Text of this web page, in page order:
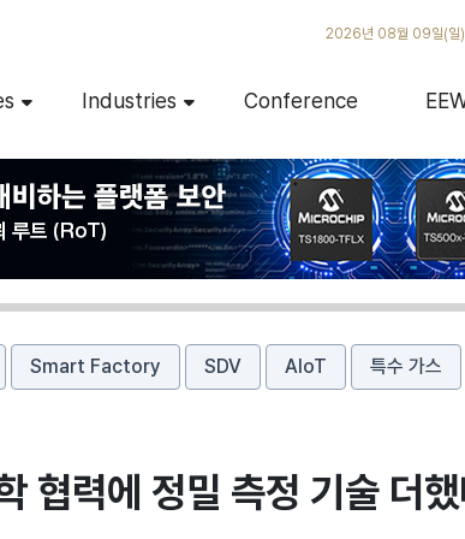
2026년 08월 09일(일)
Industries Conference
Smart Factory SDV AIoT 특수 가스
협력에 정밀 측정 기술 더